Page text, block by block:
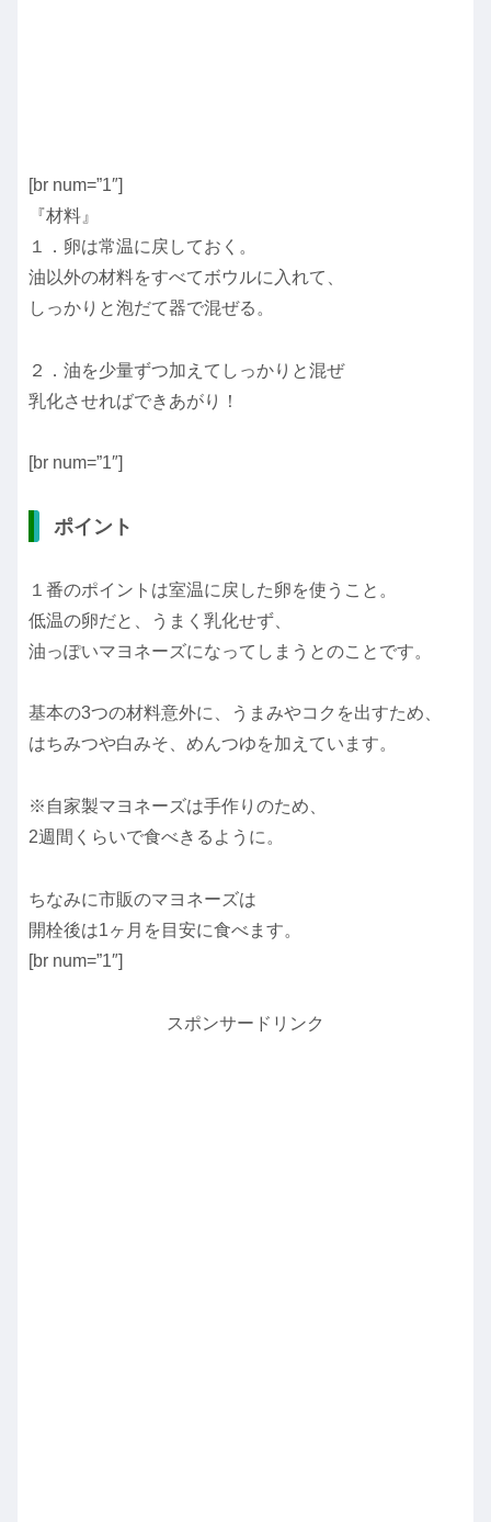
[br num=”1″]
『材料』
１．卵は常温に戻しておく。
油以外の材料をすべてボウルに入れて、
しっかりと泡だて器で混ぜる。
２．油を少量ずつ加えてしっかりと混ぜ
乳化させればできあがり！
[br num=”1″]
ポイント
１番のポイントは室温に戻した卵を使うこと。
低温の卵だと、うまく乳化せず、
油っぽいマヨネーズになってしまうとのことです。
基本の3つの材料意外に、うまみやコクを出すため、
はちみつや白みそ、めんつゆを加えています。
※自家製マヨネーズは手作りのため、
2週間くらいで食べきるように。
ちなみに市販のマヨネーズは
開栓後は1ヶ月を目安に食べます。
[br num=”1″]
スポンサードリンク